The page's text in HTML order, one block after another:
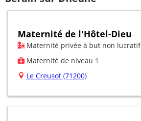
Maternité de l'Hôtel-Dieu
Maternité privée à but non lucratif
Maternité de niveau 1
Le Creusot (71200)